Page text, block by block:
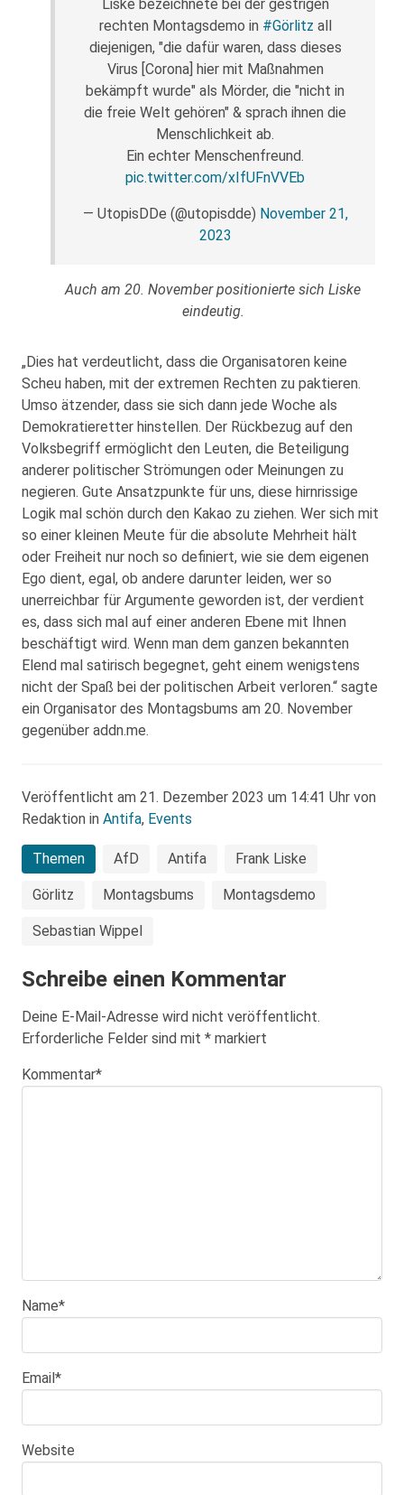
Liske bezeichnete bei der gestrigen
rechten Montagsdemo in #Görlitz all
diejenigen, "die dafür waren, dass dieses
Virus [Corona] hier mit Maßnahmen
bekämpft wurde" als Mörder, die "nicht in
die freie Welt gehören" & sprach ihnen die
Menschlichkeit ab.
Ein echter Menschenfreund.
pic.twitter.com/xIfUFnVVEb
— UtopisDDe (@utopisdde) November 21,
2023
Auch am 20. November positionierte sich Liske
eindeutig.
„Dies hat verdeutlicht, dass die Organisatoren keine
Scheu haben, mit der extremen Rechten zu paktieren.
Umso ätzender, dass sie sich dann jede Woche als
Demokratieretter hinstellen. Der Rückbezug auf den
Volksbegriff ermöglicht den Leuten, die Beteiligung
anderer politischer Strömungen oder Meinungen zu
negieren. Gute Ansatzpunkte für uns, diese hirnrissige
Logik mal schön durch den Kakao zu ziehen. Wer sich mit
so einer kleinen Meute für die absolute Mehrheit hält
oder Freiheit nur noch so definiert, wie sie dem eigenen
Ego dient, egal, ob andere darunter leiden, wer so
unerreichbar für Argumente geworden ist, der verdient
es, dass sich mal auf einer anderen Ebene mit Ihnen
beschäftigt wird. Wenn man dem ganzen bekannten
Elend mal satirisch begegnet, geht einem wenigstens
nicht der Spaß bei der politischen Arbeit verloren.“ sagte
ein Organisator des Montagsbums am 20. November
gegenüber addn.me.
Veröffentlicht am 21. Dezember 2023 um 14:41 Uhr von
Redaktion in Antifa, Events
Themen AfD Antifa Frank Liske
Görlitz Montagsbums Montagsdemo
Sebastian Wippel
Schreibe einen Kommentar
Deine E-Mail-Adresse wird nicht veröffentlicht.
Erforderliche Felder sind mit * markiert
Kommentar*
Name*
Email*
Website